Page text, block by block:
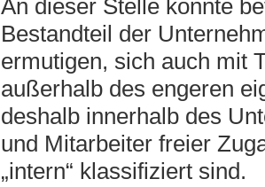
An dieser Stelle könnte
Bestandteil der
ermutigen, sich auch mit
außerhalb des engeren
deshalb innerhalb des
und Mitarbeiter freier
„intern“ klassifiziert sind.